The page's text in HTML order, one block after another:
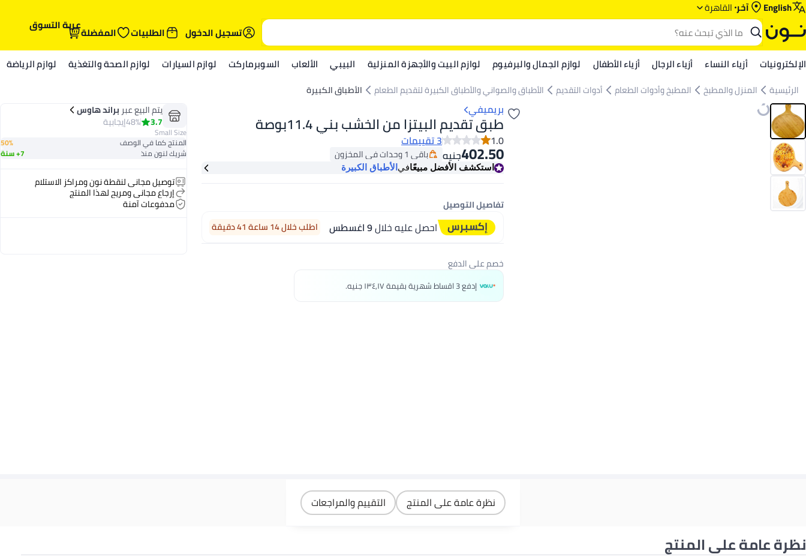
English آخر القاهرة
تسجيل الدخول
الطلبيات المفضلةعربة التسوق
الإلكترونيات أزياء النساء أزياء الرجال أزياء الأطفال لوازم الجمال والبرفيوم لوازم البيت والأجهزة المنزلية البيبي الألعاب السوبرماركت لوازم السيارات لوازم الصحة والتغذية لوازم الرياضة
الرئيسية المنزل والمطبخ المطبخ وأدوات الطعام أدوات التقديم الأطباق والصواني والأطباق الكبيرة لتقديم الطعام الأطباق الكبيرة
بريميفي
طبق تقديم البيتزا من الخشب بني 11.4بوصة
1.0
3 تقييمات
جنيه402.50 باقي 1 وحدات في المخزون
باقي 1 وحدات في المخزون
استكشف الأفضل مبيعًافي الأطباق الكبيرة
تفاصيل التوصيل
احصل عليه خلال9 اغسطس اطلب خلال 14 ساعة 41 دقيقة
خصم على الدفع
إدفع 3 اقساط شهرية بقيمة ١٣٤٫١٧ جنيه.
يتم البيع عبر براند هاوس
3.7
48%إيجابية
Small Size
المنتج كما في الوصف 50%
شريك لنون منذ 7+ سنة
توصيل مجاني لنقطة نون ومراكز الاستلام
إرجاع مجاني ومريح لهذا المنتج
مدفوعات آمنة
نظرة عامة على المنتج التقييم والمراجعات
نظرة عامة على المنتج